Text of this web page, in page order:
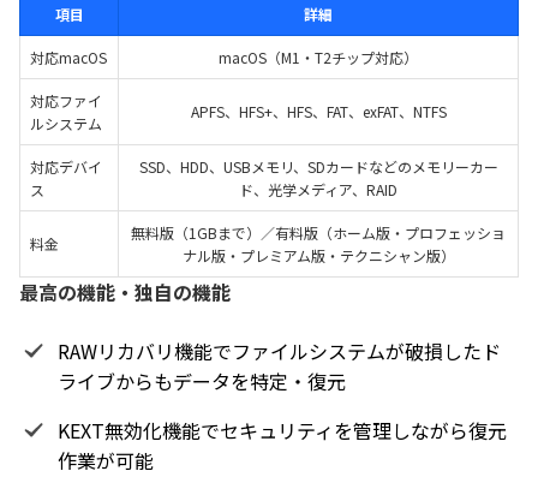
項目 詳細
対応macOS macOS（M1・T2チップ対応）
対応ファイ
ルシステム
APFS、HFS+、HFS、FAT、exFAT、NTFS
対応デバイ
ス
SSD、HDD、USBメモリ、SDカードなどのメモリーカー
ド、光学メディア、RAID
料金
無料版（1GBまで）／有料版（ホーム版・プロフェッショ
ナル版・プレミアム版・テクニシャン版）
最高の機能・独自の機能
RAWリカバリ機能でファイルシステムが破損したド
ライブからもデータを特定・復元
KEXT無効化機能でセキュリティを管理しながら復元
作業が可能